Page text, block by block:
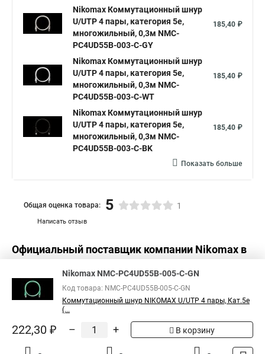
Nikomax Коммутационный шнур
U/UTP 4 пары, категория 5е,
многожильный, 0,3м NMC-
PC4UD55B-003-C-GY
185,40 ₽
Nikomax Коммутационный шнур
U/UTP 4 пары, категория 5е,
многожильный, 0,3м NMC-
PC4UD55B-003-C-WT
185,40 ₽
Nikomax Коммутационный шнур
U/UTP 4 пары, категория 5е,
многожильный, 0,3м NMC-
PC4UD55B-003-C-BK
185,40 ₽
Показать больше
Написать отзыв
Общая оценка товара: 5 1
Официальный поставщик компании Nikomax в
Nikomax NMC-PC4UD55B-005-C-GN
Код товара: NMC-PC4UD55B-005-C-GN
Коммутационный шнур NIKOMAX U/UTP 4 пары, Кат.5е
(...
222,30 ₽ – + В корзину